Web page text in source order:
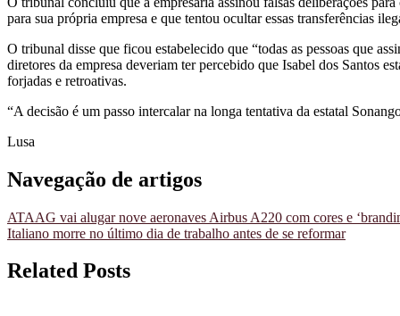
para sua própria empresa e que tentou ocultar essas transferências
O tribunal disse que ficou estabelecido que “todas as pessoas que
diretores da empresa deveriam ter percebido que Isabel dos Santos
forjadas e retroativas.
“A decisão é um passo intercalar na longa tentativa da estatal
Lusa
Navegação de artigos
ATAAG vai alugar nove aeronaves Airbus A220 com cores e
Italiano morre no último dia de trabalho antes de se reformar
Related Posts